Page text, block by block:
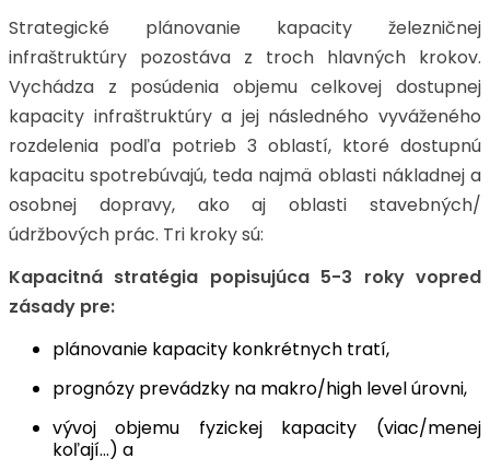
Strategické plánovanie kapacity železničnej
infraštruktúry pozostáva z troch hlavných krokov.
Vychádza z posúdenia objemu celkovej dostupnej
kapacity infraštruktúry a jej následného vyváženého
rozdelenia podľa potrieb 3 oblastí, ktoré dostupnú
kapacitu spotrebúvajú, teda najmä oblasti nákladnej a
osobnej dopravy, ako aj oblasti stavebných/
údržbových prác. Tri kroky sú:
Kapacitná stratégia popisujúca 5-3 roky vopred
zásady pre:
plánovanie kapacity konkrétnych tratí,
prognózy prevádzky na makro/high level úrovni,
vývoj objemu fyzickej kapacity (viac/menej
koľají...) a